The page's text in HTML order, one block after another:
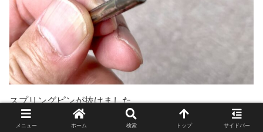
スプリングピンが抜けました。
メニュー ホーム 検索 トップ サイドバー